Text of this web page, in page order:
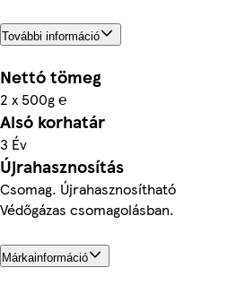
További információ
Nettó tömeg
2 x 500g ℮
Alsó korhatár
3 Év
Újrahasznosítás
Csomag. Újrahasznosítható
Védőgázas csomagolásban.
Márkainformáció